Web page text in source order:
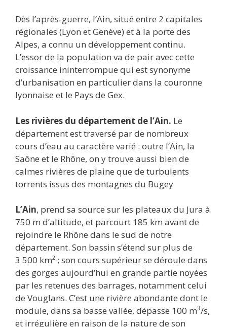
Dès l’après-guerre, l’Ain, situé entre 2 capitales
régionales (Lyon et Genève) et à la porte des
Alpes, a connu un développement continu.
L’essor de la population va de pair avec cette
croissance ininterrompue qui est synonyme
d’urbanisation en particulier dans la couronne
lyonnaise et le Pays de Gex.
Les rivières du département de l’Ain. Le
département est traversé par de nombreux
cours d’eau au caractère varié : outre l’Ain, la
Saône et le Rhône, on y trouve aussi bien de
calmes rivières de plaine que de turbulents
torrents issus des montagnes du Bugey
L’Ain, prend sa source sur les plateaux du Jura à
750 m d’altitude, et parcourt 185 km avant de
rejoindre le Rhône dans le sud de notre
département. Son bassin s’étend sur plus de
3 500 km² ; son cours supérieur se déroule dans
des gorges aujourd’hui en grande partie noyées
par les retenues des barrages, notamment celui
de Vouglans. C’est une rivière abondante dont le
module, dans sa basse vallée, dépasse 100 m3/s,
et irrégulière en raison de la nature de son